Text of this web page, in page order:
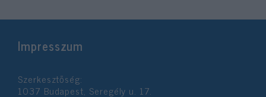
Impresszum
Szerkesztőség:
1037 Budapest, Seregély u. 17.